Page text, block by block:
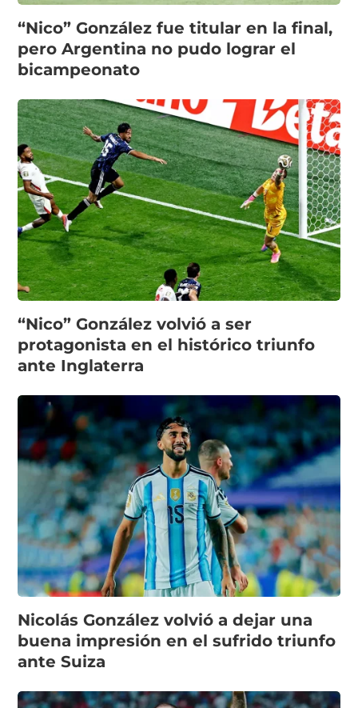
“Nico” González fue titular en la final,
pero Argentina no pudo lograr el
bicampeonato
“Nico” González volvió a ser
protagonista en el histórico triunfo
ante Inglaterra
Nicolás González volvió a dejar una
buena impresión en el sufrido triunfo
ante Suiza